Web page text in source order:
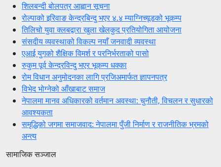
शिलबन्दी बोलपत्र आह्वान सूचना
रोल्पाको इरिवाङ केन्द्रबिन्दु भएर ४.४ म्याग्निच्यूडको भूकम्प
तिलिचो युवा क्लबद्वारा खुला खेलकुद प्रतियोगिता आयोजना
संसदीय व्यवस्थाको विकल्प नयाँ जनवादी व्यवस्था
एआई युगको शैक्षिक विमर्श र परनिर्भरताको पासो
रुकुम पूर्व केन्द्रविन्दु भएर भूकम्प धक्का
रोम विधान अनुमोदनका लागि प्रजिअमार्फत ज्ञापनपत्र
विभेद भोग्नेको आँखाबाट समाज
नेपालमा मानव अधिकारको वर्तमान अवस्था: चुनौती, विचलन र सुधारको
आवश्यकता
समृद्धिको जगमा समाजवाद: नेपालमा पुँजी निर्माण र राजनीतिक भ्रमको
अन्त्य
सामाजिक सञ्जाल